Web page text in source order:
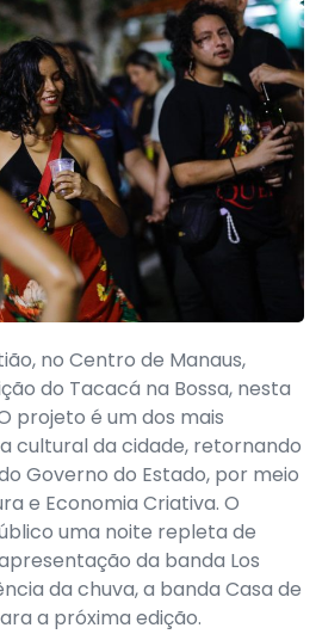
no Centro de Manaus,
do Tacacá na Bossa, nesta
projeto é um dos mais
cultural da cidade, retornando
Governo do Estado, por meio
e Economia Criativa. O
uma noite repleta de
da banda Los
da chuva, a banda Casa de
a próxima edição.